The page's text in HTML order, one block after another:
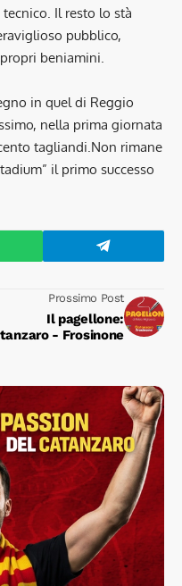
Il resto lo stà
pubblico,
beniamini.
in quel di Reggio
nella prima giornata
tagliandi.Non rimane
il primo successo
Prossimo Post
Il pagellone:
- Frosinone